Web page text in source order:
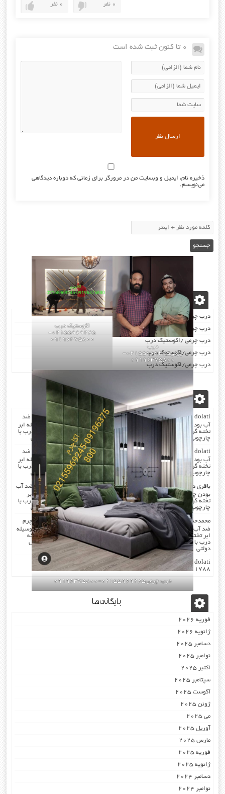
0 نفر 0 نفر
0 تا کنون ثبت شده است
ذخیره نام، ایمیل و وبسایت من در مرورگر برای زمانی که دوباره دیدگاهی
می‌نویسم.
درب
چرمی02155969245-
09196375800
اکوستیک درب
02155969245-
09196375800
درب چرمی02155969245-09196375800
نوشته‌های تازه
درب چرمی/اکوستیک درب
درب چرمی/اکوستیک درب
درب چرمی /اکوستیک درب
درب چرمی/اکوستیک درب
درب چرمی/اکوستیک درب
آخرین دیدگاه‌ها
dolatiدر صدا گیر…درب اکوستیک…چرم کردن درب با مرغوب ترین چرم ضد
آب بودن چرم …در هنگام چرم کردن همه ی درز های درب و چارچوب بوسیله ابر
تخته گرفته میشود که جلوی صدا را میگیرد . کار در محل انجام میشود که درب با
چارچوب فیکس میشود۰۹۱۹۶۳۷۵۸۰۰-۰۹۳۰۷۸۰۱۷۸۸مهندس دولتی
dolati
صدا گیر…درب اکوستیک…چرم کردن درب با مرغوب ترین چرم ضد
آب بودن چرم …در هنگام چرم کردن همه ی درز های درب و چارچوب بوسیله ابر
تخته گرفته میشود که جلوی صدا را میگیرد . کار در محل انجام میشود که درب با
چارچوب فیکس میشود۰۹۱۹۶۳۷۵۸۰۰-۰۹۳۰۷۸۰۱۷۸۸مهندس دولتی
باقری در
صدا گیر…درب اکوستیک…چرم کردن درب با مرغوب ترین چرم ضد آب
بودن چرم …در هنگام چرم کردن همه ی درز های درب و چارچوب بوسیله ابر
تخته گرفته میشود که جلوی صدا را میگیرد . کار در محل انجام میشود که درب با
چارچوب فیکس میشود۰۹۱۹۶۳۷۵۸۰۰-۰۹۳۰۷۸۰۱۷۸۸مهندس دولتی
محمدحسندر صدا گیر…درب اکوستیک…چرم کردن درب با مرغوب ترین چرم
ضد آب بودن چرم …در هنگام چرم کردن همه ی درز های درب و چارچوب بوسیله
ابر تخته گرفته میشود که جلوی صدا را میگیرد . کار در محل انجام میشود که
درب با چارچوب فیکس میشود۰۹۱۹۶۳۷۵۸۰۰-۰۹۳۰۷۸۰۱۷۸۸مهندس
دولتی
dolati در
اکوستیک -درب عایق-صوتی ضد-صدا ۰۹۱۹۶۳۷۵۸۰۰
۰۹۳۰۷۸۰۱۷۸۸
بایگانی‌ها
فوریه 2026
ژانویه 2026
دسامبر 2025
نوامبر 2025
اکتبر 2025
سپتامبر 2025
آگوست 2025
ژوئن 2025
می 2025
آوریل 2025
مارس 2025
فوریه 2025
ژانویه 2025
دسامبر 2024
نوامبر 2024